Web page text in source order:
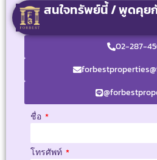
สนใจทรัพย์นี้ / พูดคุยกั
02-287-
ชื่อ
โทรศัพท์